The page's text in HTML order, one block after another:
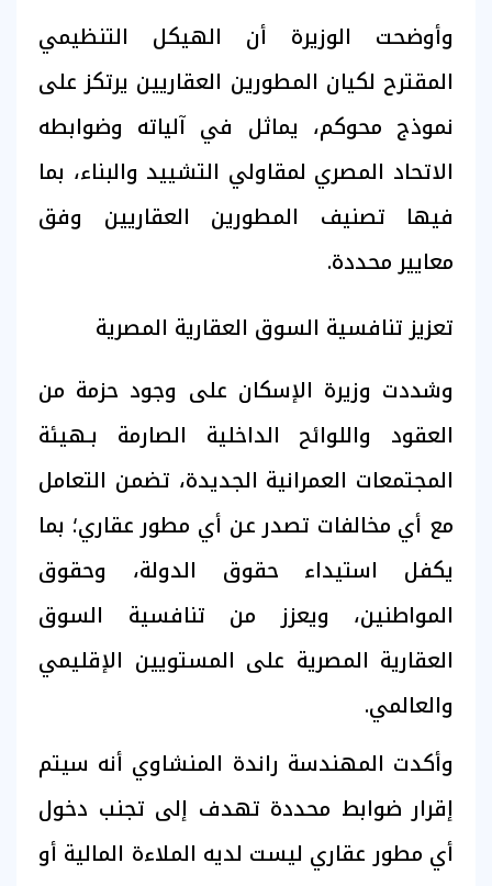
وأوضحت الوزيرة أن الهيكل التنظيمي
المقترح لكيان المطورين العقاريين يرتكز على
نموذج محوكم، يماثل في آلياته وضوابطه
الاتحاد المصري لمقاولي التشييد والبناء، بما
فيها تصنيف المطورين العقاريين وفق
معايير محددة.
تعزيز تنافسية السوق العقارية المصرية
وشددت وزيرة الإسكان على وجود حزمة من
العقود واللوائح الداخلية الصارمة بـهيئة
المجتمعات العمرانية الجديدة، تضمن التعامل
مع أي مخالفات تصدر عن أي مطور عقاري؛ بما
يكفل استيداء حقوق الدولة، وحقوق
المواطنين، ويعزز من تنافسية السوق
العقارية المصرية على المستويين الإقليمي
والعالمي.
وأكدت المهندسة راندة المنشاوي أنه سيتم
إقرار ضوابط محددة تهدف إلى تجنب دخول
أي مطور عقاري ليست لديه الملاءة المالية أو